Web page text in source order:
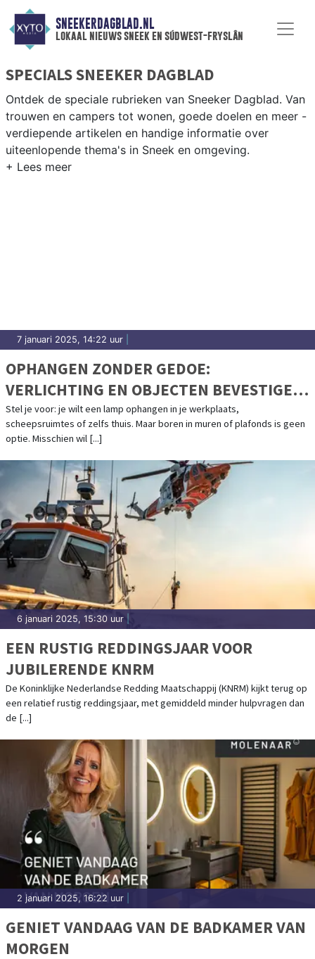
SNEEKERDAGBLAD.NL
lokaal nieuws sneek en súdwest-fryslân
SPECIALS SNEEKER DAGBLAD
Ontdek de speciale rubrieken van Sneeker Dagblad. Van
trouwen en campers tot wonen, goede doelen en meer -
verdiepende artikelen en handige informatie over
uiteenlopende thema's in Sneek en omgeving.
7 januari 2025, 14:22 uur
OPHANGEN ZONDER GEDOE:
VERLICHTING EN OBJECTEN BEVESTIGEN
MET MAGNETISCHE OPHANGSYSTEMEN
Stel je voor: je wilt een lamp ophangen in je werkplaats,
scheepsruimtes of zelfs thuis. Maar boren in muren of plafonds is geen
optie. Misschien wil [...]
6 januari 2025, 15:30 uur
EEN RUSTIG REDDINGSJAAR VOOR
JUBILERENDE KNRM
De Koninklijke Nederlandse Redding Maatschappij (KNRM) kijkt terug op
een relatief rustig reddingsjaar, met gemiddeld minder hulpvragen dan
de [...]
2 januari 2025, 16:22 uur
GENIET VANDAAG VAN DE BADKAMER VAN
MORGEN